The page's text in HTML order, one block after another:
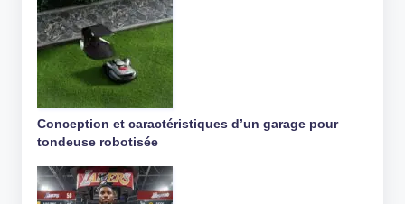
Conception et caractéristiques d’un garage pour
tondeuse robotisée